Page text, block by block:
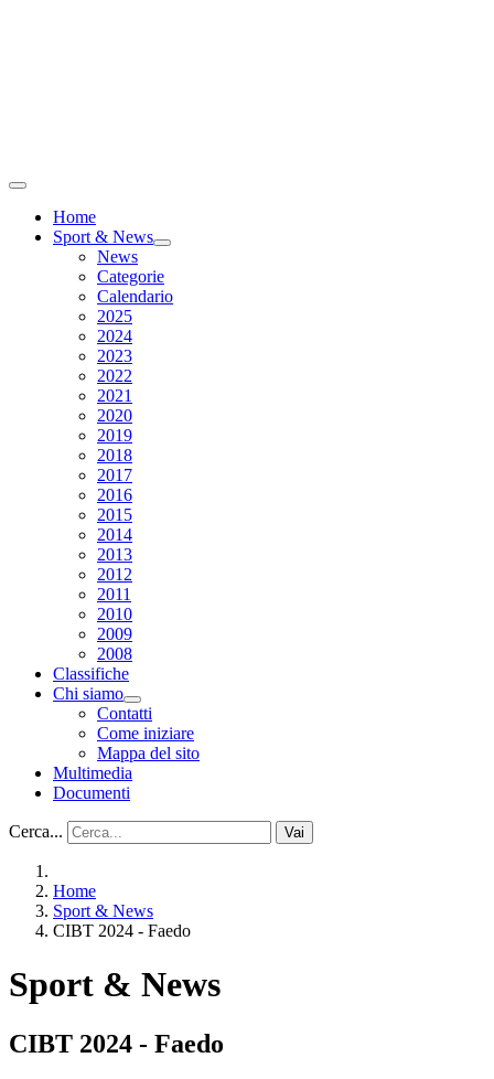
Home
Sport & News
News
Categorie
Calendario
2025
2024
2023
2022
2021
2020
2019
2018
2017
2016
2015
2014
2013
2012
2011
2010
2009
2008
Classifiche
Chi siamo
Contatti
Come iniziare
Mappa del sito
Multimedia
Documenti
Cerca... Vai
Home
Sport & News
CIBT 2024 - Faedo
Sport & News
CIBT 2024 - Faedo